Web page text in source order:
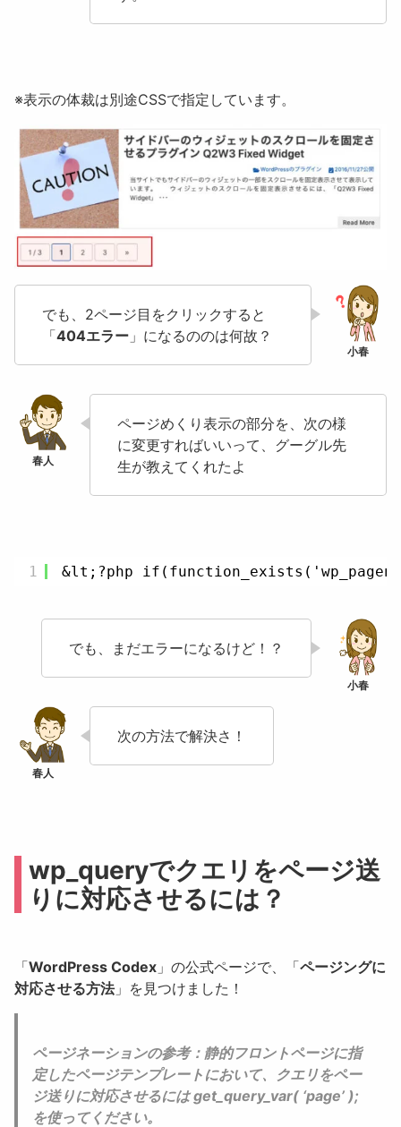
※表示の体裁は別途CSSで指定しています。
でも、2ページ目をクリックすると
「404エラー 」になるののは何故？
ページめくり表示の部分を、次の様
に変更すればいいって、グーグル先
生が教えてくれたよ
1 &lt;?php
でも、まだエラーになるけど！？
次の方法で解決さ！
wp_queryでクエリをページ送
りに対応させるには？
「WordPress Codex 」の公式ページで、「ページングに
対応させる方法」を見つけました！
ページネーションの参考：静的フロントページに指
定したページテンプレートにおいて、クエリをペー
ジ送りに対応させるには get_query_var( ‘page’ );
を使ってください。